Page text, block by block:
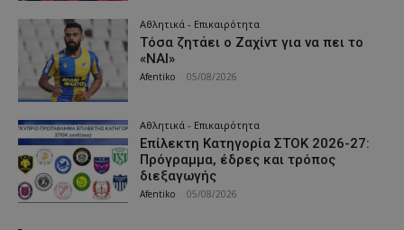
Αθλητικά - Επικαιρότητα
Τόσα ζητάει ο Ζαχίντ για να πει το
«ΝΑΙ»
Afentiko 05/08/2026
Αθλητικά - Επικαιρότητα
Επίλεκτη Κατηγορία ΣΤΟΚ 2026-27:
Πρόγραμμα, έδρες και τρόπος
διεξαγωγής
Afentiko 05/08/2026